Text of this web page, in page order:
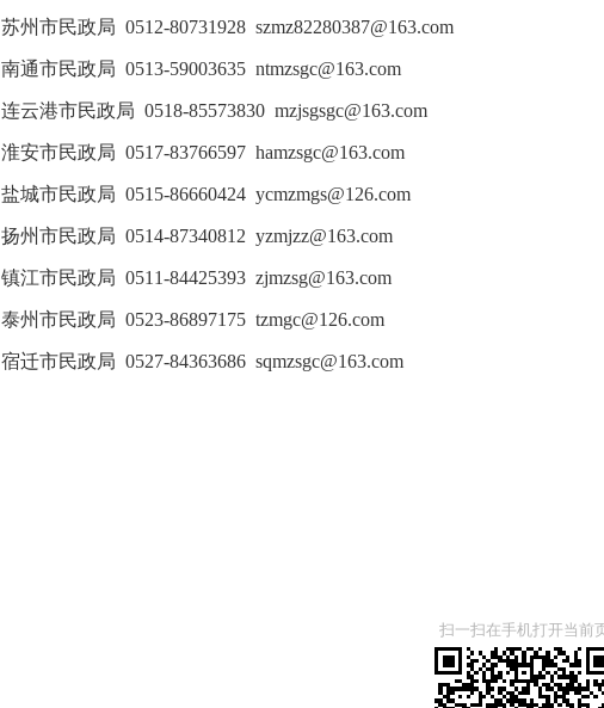
苏州市民政局 0512-80731928 szmz82280387@163.com
南通市民政局 0513-59003635 ntmzsgc@163.com
连云港市民政局 0518-85573830 mzjsgsgc@163.com
淮安市民政局 0517-83766597 hamzsgc@163.com
盐城市民政局 0515-86660424 ycmzmgs@126.com
扬州市民政局 0514-87340812 yzmjzz@163.com
镇江市民政局 0511-84425393 zjmzsg@163.com
泰州市民政局 0523-86897175 tzmgc@126.com
宿迁市民政局 0527-84363686 sqmzsgc@163.com
扫一扫在手机打开当前